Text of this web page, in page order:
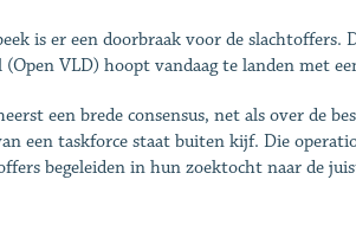
is er een doorbraak voor de slacht­offers.
VLD) hoopt vandaag te landen met
een brede consensus, net als over de
een taskforce staat buiten kijf. Die
begeleiden in hun zoektocht naar de